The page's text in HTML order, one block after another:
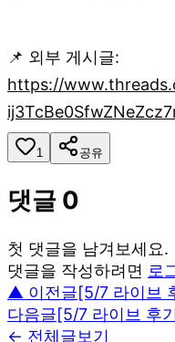
📌 외부 게시글:
https://
1 공유
댓글 0
첫 댓글을 남겨보세요.
댓글을 작성하려면 로
▲ 이전글[5/7 라이
다음글[5/7 라이브
← 전체글보기